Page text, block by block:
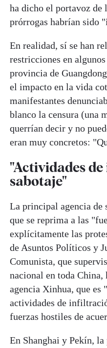
ha dicho el portavoz
prórrogas habrían sido
En realidad, sí se han
restricciones en
provincia de
el impacto en la vida
manifestantes
blanco la censura (una
querrían decir y no
eran muy concretos:
"Actividades
sabotaje"
La principal agencia de
que se reprima a las
explícitamente las
de Asuntos Políticos y
Comunista, que
nacional en toda China,
agencia Xinhua, que es
actividades de
fuerzas hostiles de
En Shanghai y Pekín,